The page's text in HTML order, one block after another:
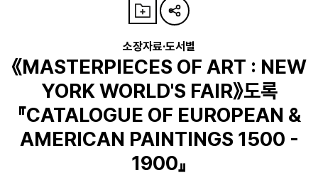
소장자료·도서별
《MASTERPIECES OF ART : NEW
YORK WORLD'S FAIR》도록
『CATALOGUE OF EUROPEAN &
AMERICAN PAINTINGS 1500 -
1900』